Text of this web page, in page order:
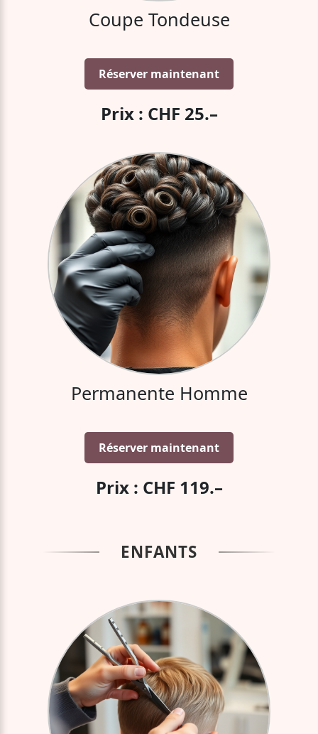
Coupe Tondeuse
Réserver maintenant
Prix : CHF 25.–
Permanente Homme
Réserver maintenant
Prix : CHF 119.–
ENFANTS